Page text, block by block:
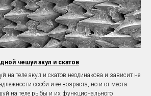
чешуи акул и скатов
на теле акул и скатов неодинакова и зависит не
особи и ее возраста, но и от места
на теле рыбы и их функционального